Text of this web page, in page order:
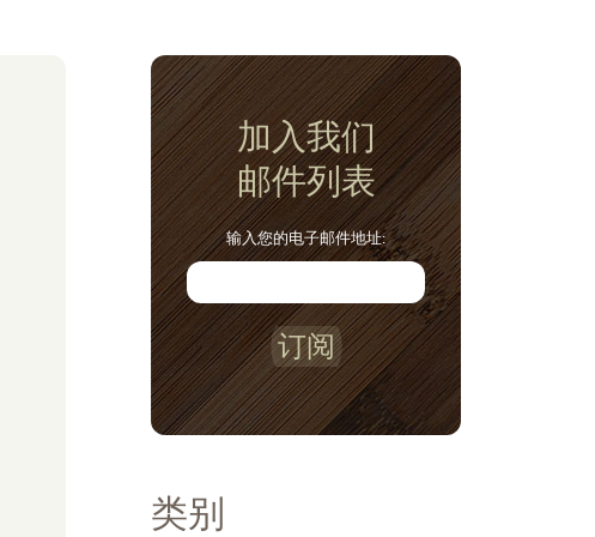
加入我们
邮件列表
输入您的电子邮件地址:
订阅
类别